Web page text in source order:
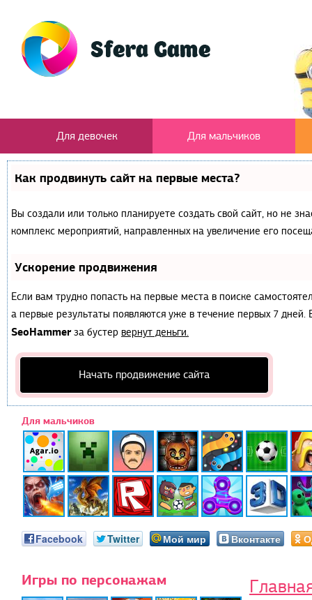
Для девочек Для мальчиков
Как продвинуть сайт на первые места?
Вы создали или только планируете создать свой сайт, но не
комплекс мероприятий, направленных на увеличение его
Ускорение продвижения
Если вам трудно попасть на первые места в поиске
а первые результаты появляются уже в течение первых 7
SeoHammerза бустер вернут деньги.
Начать продвижение сайта
Для мальчиков
Facebook Twitter Мой мир Вконтакте
Игры по персонажам